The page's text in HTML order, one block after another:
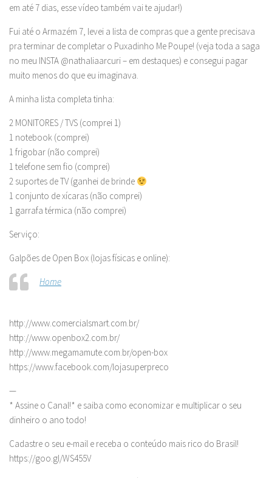
em até 7 dias, esse vídeo também vai te ajudar!)
Fui até o Armazém 7, levei a lista de compras que a gente precisava
pra terminar de completar o Puxadinho Me Poupe! (veja toda a saga
no meu INSTA @nathaliaarcuri – em destaques) e consegui pagar
muito menos do que eu imaginava.
A minha lista completa tinha:
2 MONITORES / TVS (comprei 1)
1 notebook (comprei)
1 frigobar (não comprei)
1 telefone sem fio (comprei)
2 suportes de TV (ganhei de brinde
1 conjunto de xícaras (não comprei)
1 garrafa térmica (não comprei)
Serviço:
Galpões de Open Box (lojas físicas e online):
Home
http://www.comercialsmart.com.br/
http://www.openbox2.com.br/
http://www.megamamute.com.br/open-box
https://www.facebook.com/lojasuperpreco
—
* Assine o Canal!* e saiba como economizar e multiplicar o seu
dinheiro o ano todo!
Cadastre o seu e-mail e receba o conteúdo mais rico do Brasil!
https://goo.gl/WS455V